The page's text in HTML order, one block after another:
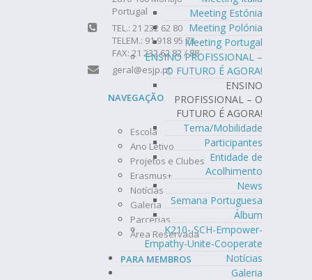
Meeting Estónia
Meeting Polónia
Meeting Portugal
ENSINO PROFISSIONAL –
O FUTURO É AGORA!
ENSINO
PROFISSIONAL – O
FUTURO É AGORA!
Tema/Mobilidade
Participantes
Entidade de
Acolhimento
News
Semana Portuguesa
Álbum
K210- SCH-Empower-
Empathy-Unite-Cooperate
Notícias
Galeria
Portugal
TEL.: 21 232 62 80
TELEM.: 91 918 95 73
FAX: 21 232 62 82 / 88
geral@esjp.pt
NAVEGAÇÃO
Escola
Ano Letivo
Projetos e Clubes
Erasmus+
Notícias
Galeria
Parcerias
Área Reservada
PARA MEMBROS